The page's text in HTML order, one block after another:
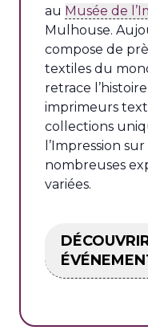
au Musée de
Mulhouse.
compose de
textiles du
retrace
imprimeurs
collections
l’Impression
nombreuses
variées.